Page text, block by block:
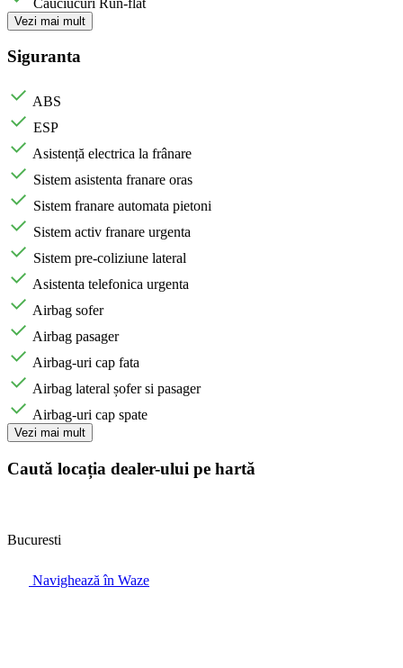
Vezi mai mult
Siguranta
ABS
ESP
Asistență electrica la frânare
Sistem asistenta franare oras
Sistem franare automata pietoni
Sistem activ franare urgenta
Sistem pre-coliziune lateral
Asistenta telefonica urgenta
Airbag sofer
Airbag pasager
Airbag-uri cap fata
Airbag lateral șofer si pasager
Airbag-uri cap spate
Vezi mai mult
Caută locația dealer-ului pe hartă
Bucuresti
Navighează în Waze